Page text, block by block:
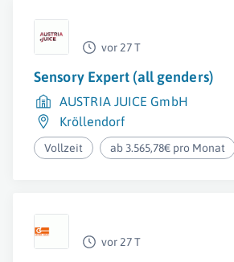
vor 27 T
Sensory Expert (all genders)
AUSTRIA JUICE GmbH
Kröllendorf
Vollzeit ab 3.565,78€ pro Monat
vor 27 T